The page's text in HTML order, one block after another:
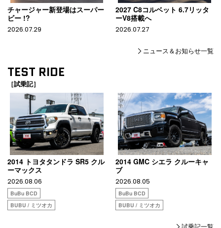
チャージャー新登場はスーパー
ビー !?
2026.07.29
2027 C8コルベット 6.7リッタ
ーV8搭載へ
2026.07.27
ニュース＆お知らせ一覧
TEST RIDE
［試乗記］
2014 トヨタタンドラ SR5 クル
ーマックス
2026.08.06
BuBu BCD
BUBU / ミツオカ
2014 GMC シエラ クルーキャ
ブ
2026.08.05
BuBu BCD
BUBU / ミツオカ